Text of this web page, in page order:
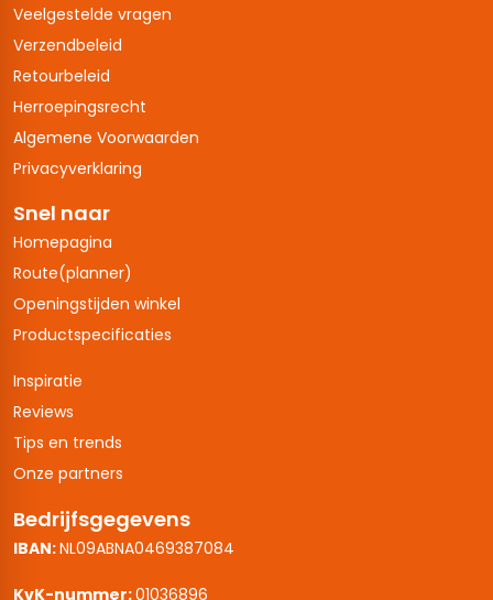
Veelgestelde vragen
Verzendbeleid
Retourbeleid
Herroepingsrecht
Algemene Voorwaarden
Privacyverklaring
Snel naar
Homepagina
Route(planner)
Openingstijden winkel
Productspecificaties
Inspiratie
Reviews
Tips en trends
Onze partners
Bedrijfsgegevens
IBAN:NL09ABNA0469387084
KvK-nummer:01036896